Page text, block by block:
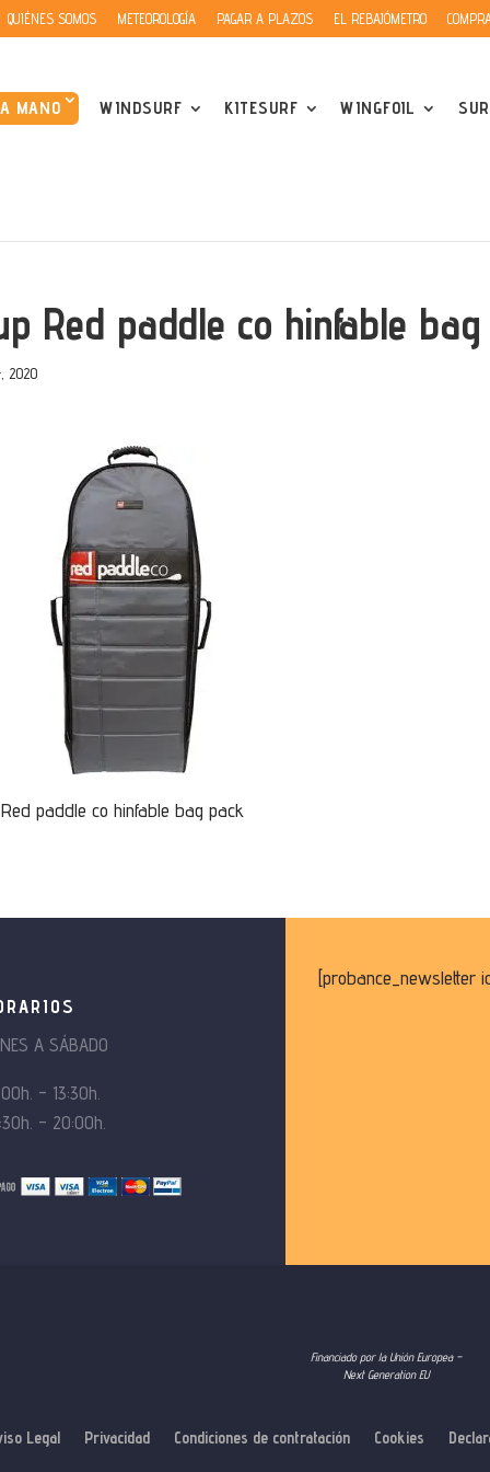
QUIÉNES SOMOS METEOROLOGÍA PAGAR A PLAZOS EL REBAJÓMETRO
MANO WINDSURF KITESURF WINGFOIL
Red paddle co hinfable
2020
paddle co hinfable bag pack
A SÁBADO
– 13:30h.
– 20:00h.
[probance_newsletter
Financiado por la Unión Europea –
Next Generation EU
Legal Privacidad Condiciones de contratación Cookies